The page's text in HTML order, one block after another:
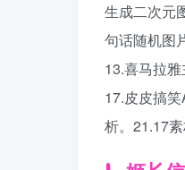
生成二次元
句话随机图
13.喜马拉
17.皮皮搞
析。21.17